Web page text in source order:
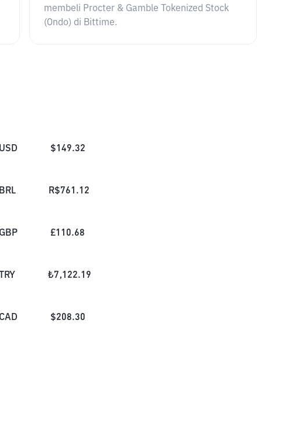
membeli Procter & Gamble Tokenized Stock
(Ondo) di Bittime.
USD $149.32
BRL R$761.12
GBP £110.68
TRY ₺7,122.19
CAD $208.30